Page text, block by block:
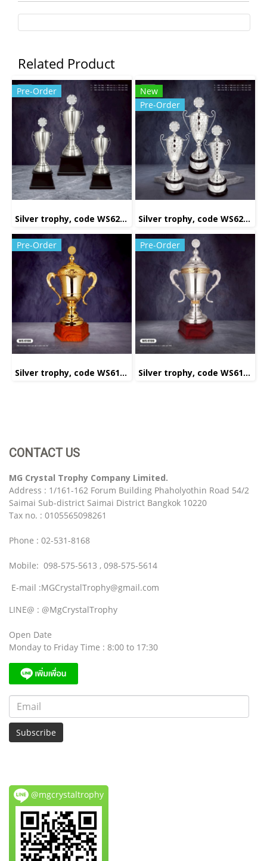
Related Product
Pre-Order
Silver trophy, code WS6222
New
Pre-Order
Silver trophy, code WS6232
Pre-Order
Silver trophy, code WS6198
Pre-Order
Silver trophy, code WS6199
CONTACT US
MG Crystal Trophy Company Limited.
Address : 1/161-162 Forum Building Phaholyothin Road 54/2
Saimai Sub-district Saimai District Bangkok 10220
Tax no. : 0105565098261
Phone : 02-531-8168
Mobile: 098-575-5613 , 098-575-5614
E-mail :MGCrystalTrophy@gmail.com
LINE@ : @MgCrystalTrophy
Open Date
Monday to Friday Time : 8:00 to 17:30
Subscribe
@mgcrystaltrophy